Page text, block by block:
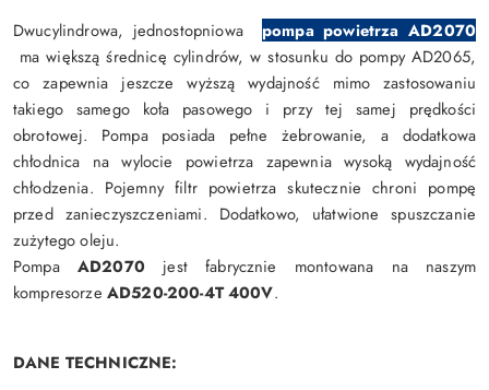
Dwucylindrowa, jednostopniowa
pompa powietrza AD2070
ma większą średnicę cylindrów, w stosunku do pompy AD2065,
co zapewnia jeszcze wyższą wydajność mimo zastosowaniu
takiego samego koła pasowego i przy tej samej prędkości
obrotowej. Pompa posiada pełne żebrowanie, a dodatkowa
chłodnica na wylocie powietrza zapewnia wysoką wydajność
chłodzenia. Pojemny filtr powietrza skutecznie chroni pompę
przed zanieczyszczeniami. Dodatkowo, ułatwione spuszczanie
zużytego oleju.
PompaAD2070 jest fabrycznie montowana na naszym
kompresorze AD520-200-4T 400V.
DANE TECHNICZNE: